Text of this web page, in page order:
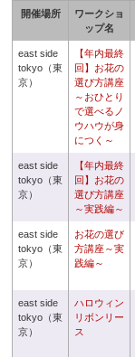
開催場所
ワークショ
ップ名
east side
tokyo（東
京）
【年内最終
回】お花の
選び方講座
～おひとり
で選べるノ
ウハウが身
につく～
east side
tokyo（東
京）
【年内最終
回】お花の
選び方講座
～実践編～
east side
tokyo（東
京）
お花の選び
方講座～実
践編～
east side
tokyo（東
京）
ハロウィン
リボンリー
ス